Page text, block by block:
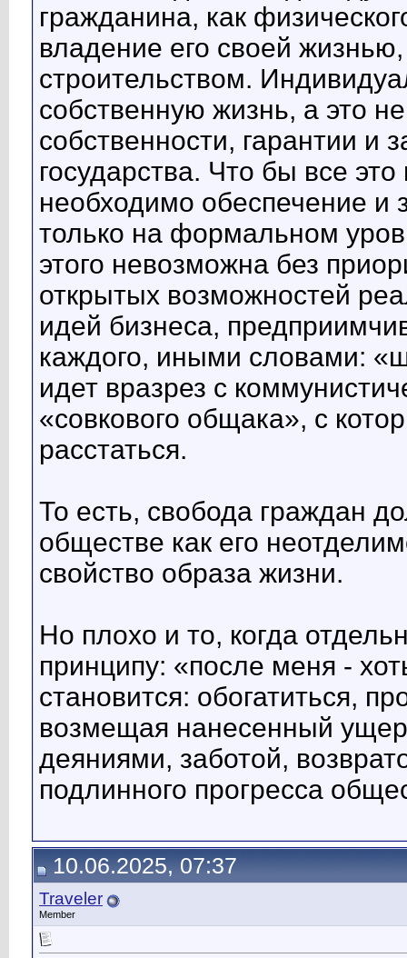
гражданина, как
владение его своей
строительством.
собственную жизнь, а это
собственности, гарантии и
государства. Что бы все
необходимо обеспечение и
только на формальном
этого невозможна без
открытых возможностей
идей бизнеса,
каждого, иными словами:
идет вразрез с
«совкового общака», с
расстаться.
То есть, свобода граждан
обществе как его
свойство образа жизни.
Но плохо и то, когда
принципу: «после меня -
становится: обогатиться,
возмещая нанесенный
деяниями, заботой,
подлинного прогресса
10.06.2025, 07:37
Traveler
Member